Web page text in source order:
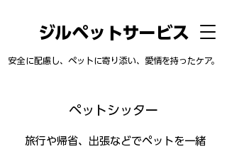
ジルペットサービス
安全に配慮し、ペットに寄り添い、愛情を持ったケア。
ペットシッター
旅行や帰省、出張などでペットを一緒